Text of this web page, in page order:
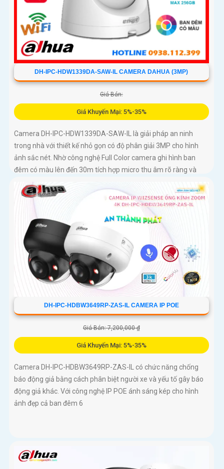
DH-IPC-HDW1339DA-SAW-IL CAMERA DAHUA (3MP)
Giá Bán:
Giá Khuyến Mại: 5%-35%
Camera DH-IPC-HDW1339DA-SAW-IL là giải pháp an ninh
trong nhà với thiết kế nhỏ gọn có độ phân giải 3MP cho hình
ảnh sắc nét. Nhờ công nghệ Full Color camera ghi hình ban
đêm có màu lên đến 30m tích hợp micro thu âm rõ ràng và
khả năng phát hiện người, phương tiện thông minh
DH-IPC-HDBW3649RP-ZAS-IL CAMERA IP POE
Giá Bán: 7,200,000 ₫
Giá Khuyến Mại: 5%-35%
Camera DH-IPC-HDBW3649RP-ZAS-IL có chức năng chống
báo động giả bằng cách phân biệt người xe và yếu tố gây báo
động giả khác. Với công nghệ IP POE ánh sáng kép cho hình
ảnh đẹp cả ban đêm 6